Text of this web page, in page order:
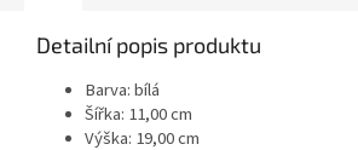
Detailní popis produktu
Barva: bílá
Šířka: 11,00 cm
Výška: 19,00 cm